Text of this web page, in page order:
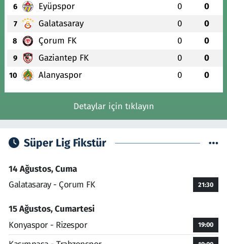
6 Eyüpspor 0 0
7 Galatasaray 0 0
8 Çorum FK 0 0
9 Gaziantep FK 0 0
10 Alanyaspor 0 0
Detaylar için tıklayın
Süper Lig Fikstür
14 Ağustos, Cuma
Galatasaray - Çorum FK
21:30
15 Ağustos, Cumartesi
Konyaspor - Rizespor
19:00